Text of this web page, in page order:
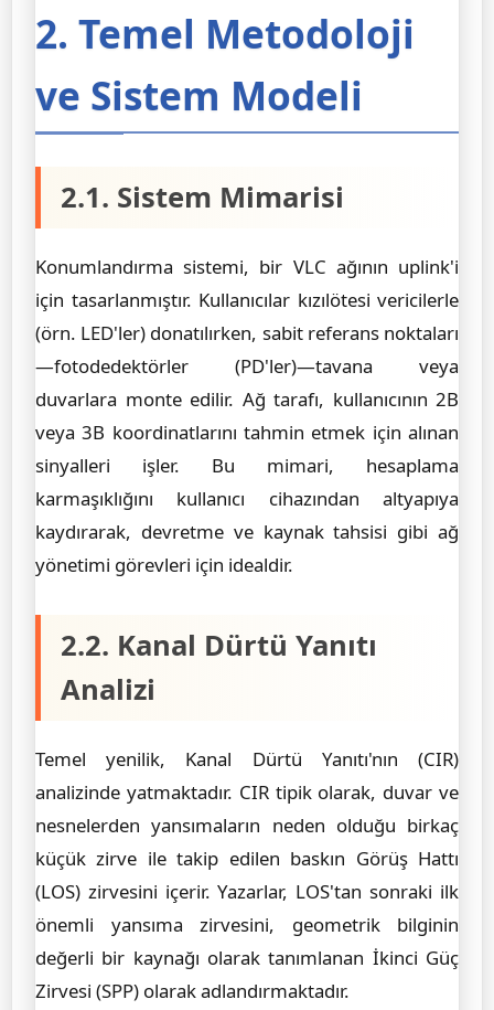
2. Temel Metodoloji
ve Sistem Modeli
2.1. Sistem Mimarisi
Konumlandırma sistemi, bir VLC ağının uplink'i
için tasarlanmıştır. Kullanıcılar kızılötesi vericilerle
(örn. LED'ler) donatılırken, sabit referans noktaları
—fotodedektörler (PD'ler)—tavana veya
duvarlara monte edilir. Ağ tarafı, kullanıcının 2B
veya 3B koordinatlarını tahmin etmek için alınan
sinyalleri işler. Bu mimari, hesaplama
karmaşıklığını kullanıcı cihazından altyapıya
kaydırarak, devretme ve kaynak tahsisi gibi ağ
yönetimi görevleri için idealdir.
2.2. Kanal Dürtü Yanıtı
Analizi
Temel yenilik, Kanal Dürtü Yanıtı'nın (CIR)
analizinde yatmaktadır. CIR tipik olarak, duvar ve
nesnelerden yansımaların neden olduğu birkaç
küçük zirve ile takip edilen baskın Görüş Hattı
(LOS) zirvesini içerir. Yazarlar, LOS'tan sonraki ilk
önemli yansıma zirvesini, geometrik bilginin
değerli bir kaynağı olarak tanımlanan İkinci Güç
Zirvesi (SPP) olarak adlandırmaktadır.